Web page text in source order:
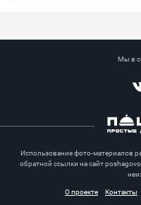
Мы в
Использование фото-материалов
обратной ссылки на сайт
О проекте
Контакты